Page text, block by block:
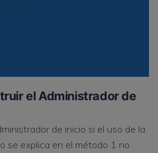
el Administrador de
de inicio si el uso de la
se explica en el método 1 no